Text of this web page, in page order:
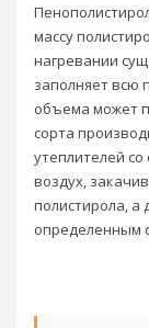
массу
нагревании
заполняет всю
объема может
сорта
утеплителей
воздух,
полистирола, а
определенным